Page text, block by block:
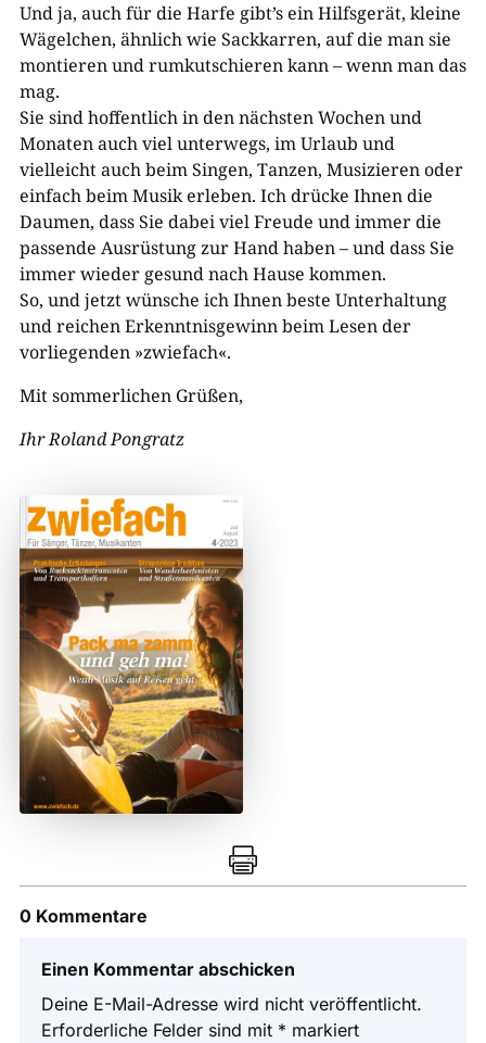
Und ja, auch für die Harfe gibt’s ein Hilfsgerät, kleine
Wägelchen, ähnlich wie Sackkarren, auf die man sie
montieren und rumkutschieren kann – wenn man das
mag.
Sie sind hoffentlich in den nächsten Wochen und
Monaten auch viel unterwegs, im Urlaub und
vielleicht auch beim Singen, Tanzen, Musizieren oder
einfach beim Musik erleben. Ich drücke Ihnen die
Daumen, dass Sie dabei viel Freude und immer die
passende Ausrüstung zur Hand haben – und dass Sie
immer wieder gesund nach Hause kommen.
So, und jetzt wünsche ich Ihnen beste Unterhaltung
und reichen Erkenntnisgewinn beim Lesen der
vorliegenden »zwiefach«.
Mit sommerlichen Grüßen,
Ihr Roland Pongratz

0 Kommentare
Einen Kommentar abschicken
Deine E-Mail-Adresse wird nicht veröffentlicht.
Erforderliche Felder sind mit * markiert